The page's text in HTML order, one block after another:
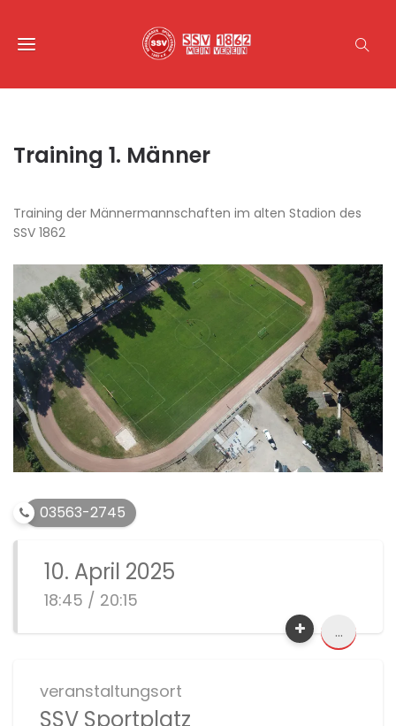
Training 1. Männer
Training der Männermannschaften im alten Stadion des
SSV 1862
03563-2745
10. April 2025
18:45 / 20:15
...
veranstaltungsort
SSV Sportplatz